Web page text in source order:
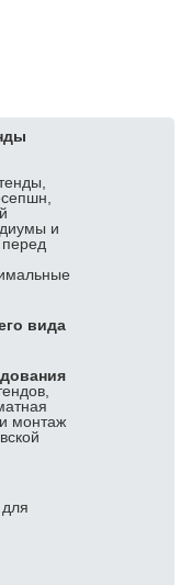
и
вида
монтаж